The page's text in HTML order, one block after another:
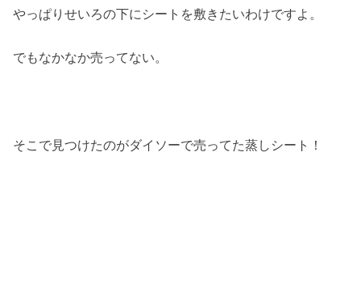
やっぱりせいろの下にシートを敷きたいわけですよ。
でもなかなか売ってない。
そこで見つけたのがダイソーで売ってた蒸しシート！